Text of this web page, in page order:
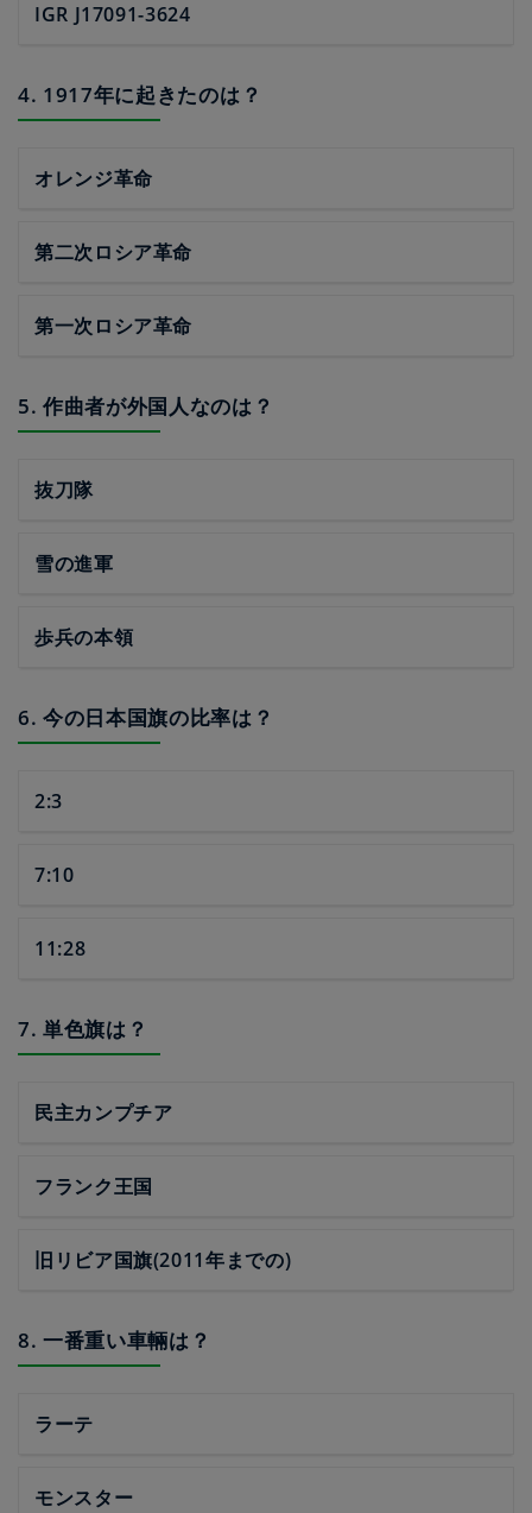
IGR J17091-3624
4. 1917年に起きたのは？
オレンジ革命
第二次ロシア革命
第一次ロシア革命
5. 作曲者が外国人なのは？
抜刀隊
雪の進軍
歩兵の本領
6. 今の日本国旗の比率は？
2:3
7:10
11:28
7. 単色旗は？
民主カンプチア
フランク王国
旧リビア国旗(2011年までの)
8. 一番重い車輛は？
ラーテ
モンスター